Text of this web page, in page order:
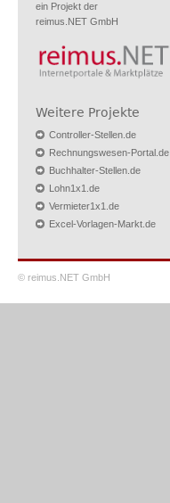
ein Projekt der
reimus.NET GmbH
Weitere Projekte
Controller-Stellen.de
Rechnungswesen-Portal.de
Buchhalter-Stellen.de
Lohn1x1.de
Vermieter1x1.de
Excel-Vorlagen-Markt.de
© reimus.NET GmbH